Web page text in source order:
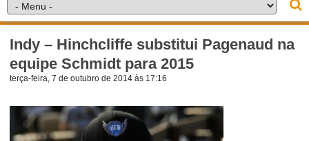
Indy – Hinchcliffe substitui Pagenaud na
equipe Schmidt para 2015
terça-feira, 7 de outubro de 2014 às 17:16